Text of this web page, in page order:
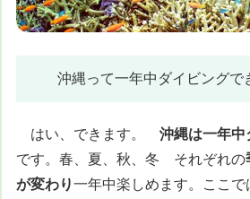
沖縄って一年中ダイビングで
はい、できます。沖縄は一年中
です。春、夏、秋、冬 それぞれの
が変わり一年中楽しめます。ここで